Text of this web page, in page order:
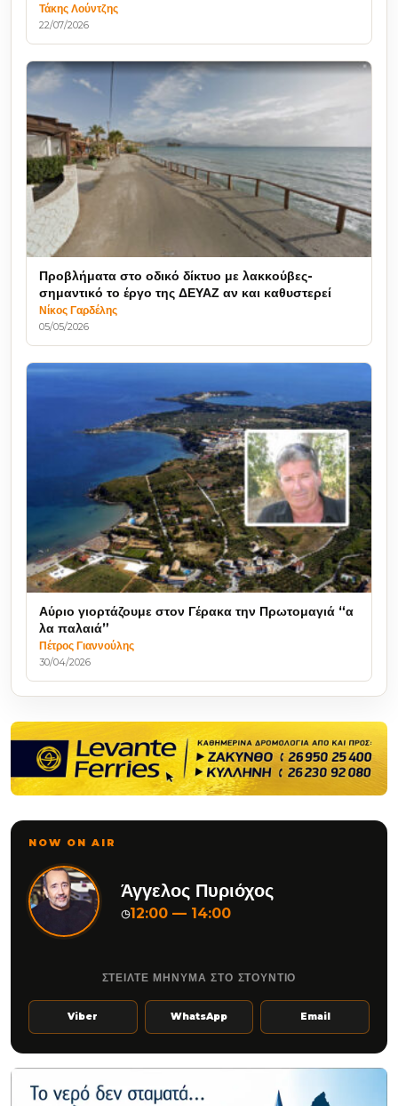
Τάκης Λούντζης
22/07/2026
Προβλήματα στο οδικό δίκτυο με λακκούβες-
σημαντικό το έργο της ΔΕΥΑΖ αν και καθυστερεί
Νίκος Γαρδέλης
05/05/2026
Αύριο γιορτάζουμε στον Γέρακα την Πρωτομαγιά “α
λα παλαιά”
Πέτρος Γιαννούλης
30/04/2026
NOW ON AIR
Άγγελος Πυριόχος
◷12:00 — 14:00
ΣΤΕΙΛΤΕ ΜΗΝΥΜΑ ΣΤΟ ΣΤΟΥΝΤΙΟ
Viber WhatsApp Email